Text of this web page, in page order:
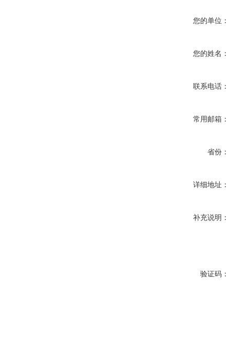
您的单位：
您的姓名：
联系电话：
常用邮箱：
省份：
详细地址：
补充说明：
验证码：